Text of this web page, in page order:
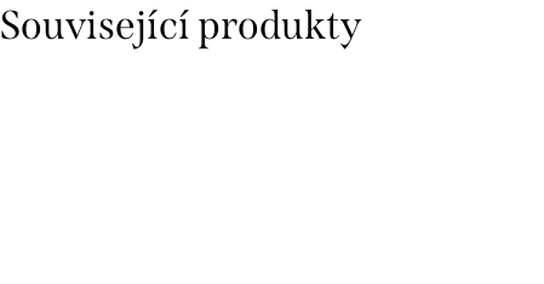
Související produkty